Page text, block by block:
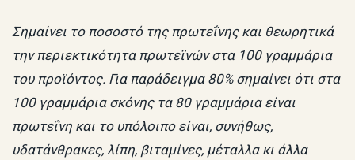
Σημαίνει το ποσοστό της πρωτεΐνης και θεωρητικά
την περιεκτικότητα πρωτεϊνών στα 100 γραμμάρια
του προϊόντος. Για παράδειγμα 80% σημαίνει ότι στα
100 γραμμάρια σκόνης τα 80 γραμμάρια είναι
πρωτεΐνη και το υπόλοιπο είναι, συνήθως,
υδατάνθρακες, λίπη, βιταμίνες, μέταλλα κι άλλα